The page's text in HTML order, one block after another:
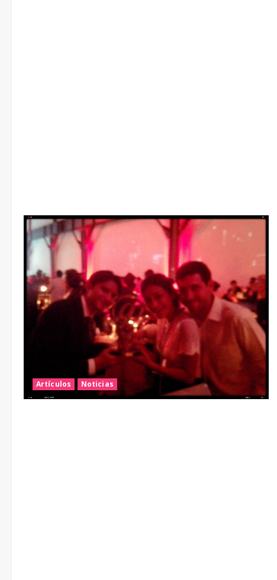
Artículos Noticias